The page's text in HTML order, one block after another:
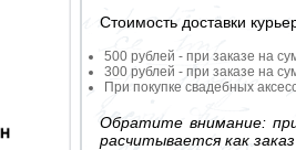
Стоимость доставки
500 рублей - при заказе на
300 рублей - при заказе на
При покупке свадебных
Обратите внимание:
расчитывается как